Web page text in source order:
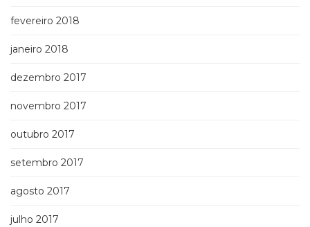
fevereiro 2018
janeiro 2018
dezembro 2017
novembro 2017
outubro 2017
setembro 2017
agosto 2017
julho 2017